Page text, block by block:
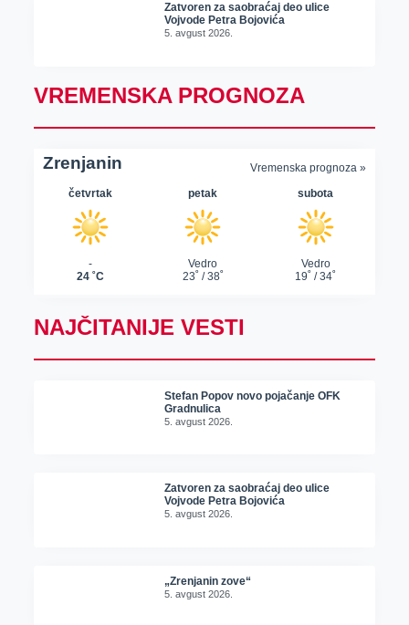
Zatvoren za saobraćaj deo ulice
Vojvode Petra Bojovića
5. avgust 2026.
VREMENSKA PROGNOZA
NAJČITANIJE VESTI
Stefan Popov novo pojačanje OFK
Gradnulica
5. avgust 2026.
Zatvoren za saobraćaj deo ulice
Vojvode Petra Bojovića
5. avgust 2026.
„Zrenjanin zove“
5. avgust 2026.